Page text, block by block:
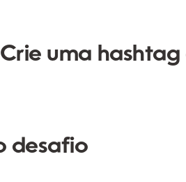
Crie uma
desafio